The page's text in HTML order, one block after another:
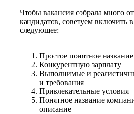
Чтобы вакансия собрала много
кандидатов, советуем включить
следующее:
Простое понятное название
Конкурентную зарплату
Выполнимые и
и требования
Привлекательные условия
Понятное название
описание